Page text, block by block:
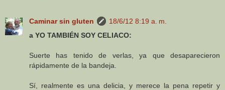
Caminar sin gluten
18/6/12 8:19 a. m.
a YO TAMBIÉN SOY CELIACO:
Suerte has tenido de verlas, ya que desaparecieron
rápidamente de la bandeja.
Sí, realmente es una delicia, y merece la pena repetir y